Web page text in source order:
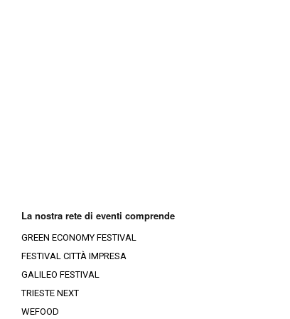
La nostra rete di eventi comprende
GREEN ECONOMY FESTIVAL
FESTIVAL CITTÀ IMPRESA
GALILEO FESTIVAL
TRIESTE NEXT
WEFOOD